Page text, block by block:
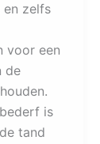
en zelfs
voor een
de
is
tand